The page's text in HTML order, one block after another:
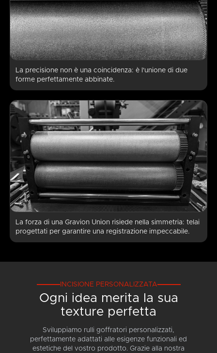
La precisione non è una coincidenza: è l'unione di due
forme perfettamente abbinate.
La forza di una Gravion Union risiede nella simmetria: telai
progettati per garantire una registrazione impeccabile.
INCISIONE PERSONALIZZATA
Ogni idea merita la sua
texture perfetta
Sviluppiamo rulli goffratori personalizzati,
perfettamente adattati alle esigenze funzionali ed
estetiche del vostro prodotto. Grazie alla nostra